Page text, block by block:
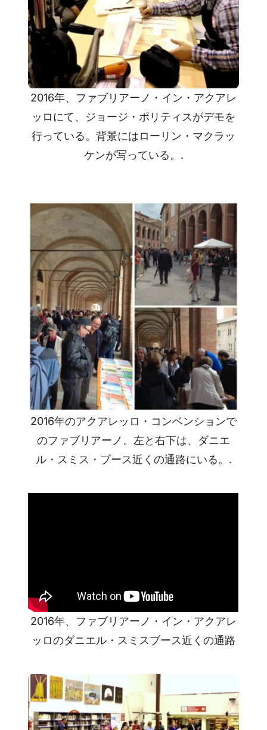
2016年、ファブリアーノ・イン・アクアレ
ッロにて、ジョージ・ポリティスがデモを
行っている。背景にはローリン・マクラッ
ケンが写っている。.
2016年のアクアレッロ・コンベンションで
のファブリアーノ。左と右下は、ダニエ
ル・スミス・ブース近くの通路にいる。.
2016年、ファブリアーノ・イン・アクアレ
ッロのダニエル・スミスブース近くの通路